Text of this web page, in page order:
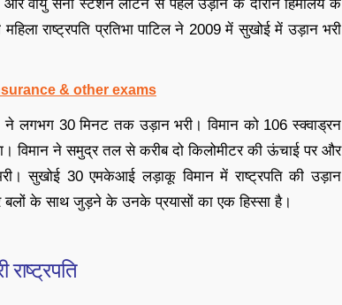
वायु सेना स्टेशन लौटने से पहले उड़ान के दौरान हिमालय के
राष्ट्रपति प्रतिभा पाटिल ने 2009 में सुखोई में उड़ान भरी
& other exams
ने लगभग 30 मिनट तक उड़ान भरी। विमान को 106 स्क्वाड्रन
विमान ने समुद्र तल से करीब दो किलोमीटर की ऊंचाई पर और
सुखोई 30 एमकेआई लड़ाकू विमान में राष्ट्रपति की उड़ान
के साथ जुड़ने के उनके प्रयासों का एक हिस्सा है।